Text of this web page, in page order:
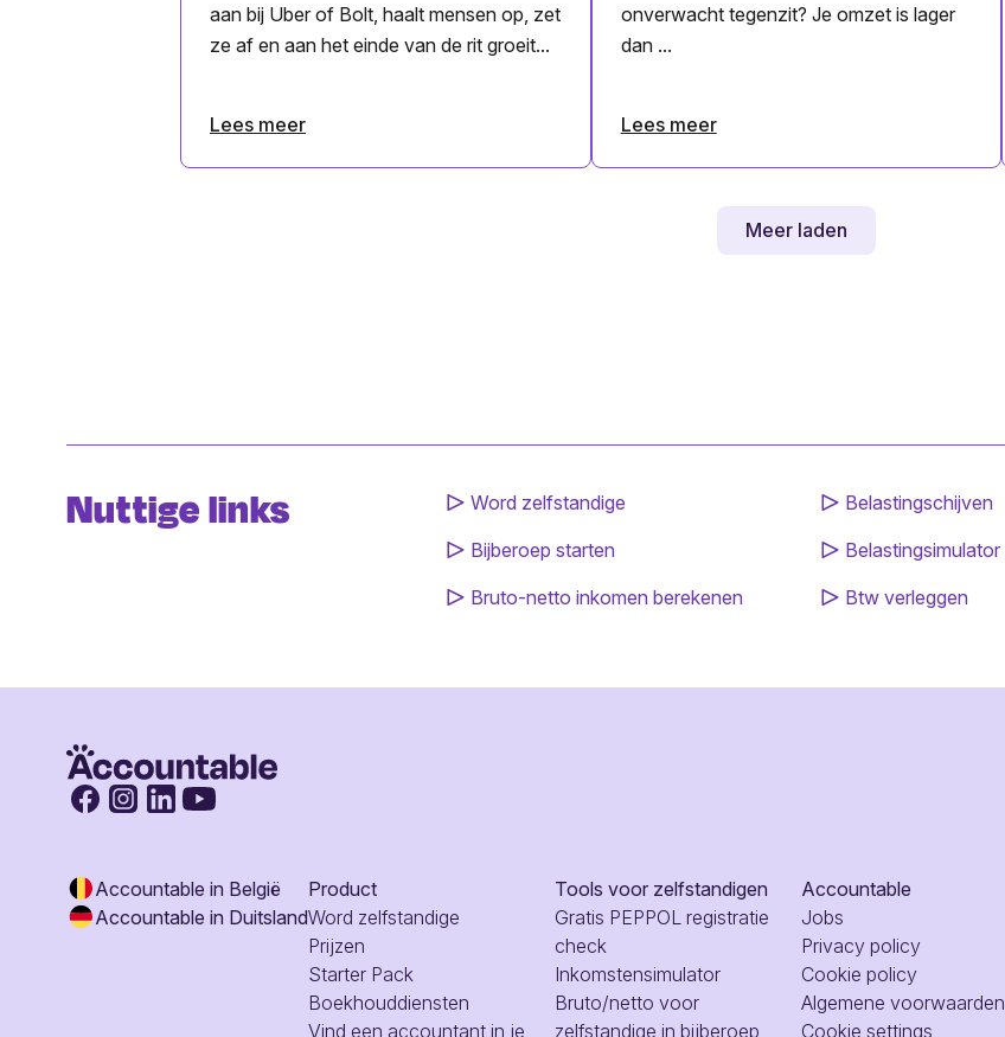
aan bij Uber of Bolt, haalt mensen op, zet
ze af en aan het einde van de rit groeit...
Lees meer
onverwacht tegenzit? Je omzet is lager
dan ...
Lees meer
Meer laden
Nuttige links
Word zelfstandige
Bijberoep starten
Bruto-netto inkomen berekenen
Belastingschijven
Belastingsimulator
Btw verleggen
Accountable in België
Accountable in Duitsland
Product
Word zelfstandige
Prijzen
Starter Pack
Boekhouddiensten
Vind een accountant in je
Tools voor zelfstandigen
Gratis PEPPOL registratie
check
Inkomstensimulator
Bruto/netto voor
zelfstandige in bijberoep
Accountable
Jobs
Privacy policy
Cookie policy
Algemene voorwaarden
Cookie settings